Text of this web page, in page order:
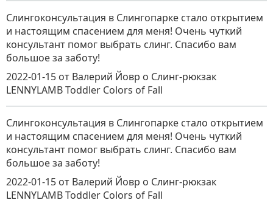
Слингоконсультация в Слингопарке стало открытием
и настоящим спасением для меня! Очень чуткий
консультант помог выбрать слинг. Спасибо вам
большое за заботу!
2022-01-15 от Валерий Йовр о Слинг-рюкзак
LENNYLAMB Toddler Colors of Fall
Слингоконсультация в Слингопарке стало открытием
и настоящим спасением для меня! Очень чуткий
консультант помог выбрать слинг. Спасибо вам
большое за заботу!
2022-01-15 от Валерий Йовр о Слинг-рюкзак
LENNYLAMB Toddler Colors of Fall